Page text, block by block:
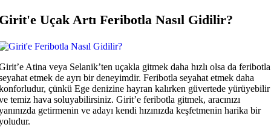
Uçak Artı Feribotla Nasıl Gidilir?
Atina veya Selanik’ten uçakla gitmek daha hızlı olsa da feribotla
etmek de ayrı bir deneyimdir. Feribotla seyahat etmek daha
çünkü Ege denizine hayran kalırken güvertede yürüyebilir
temiz hava soluyabilirsiniz. Girit’e feribotla gitmek, aracınızı
getirmenin ve adayı kendi hızınızda keşfetmenin harika bir